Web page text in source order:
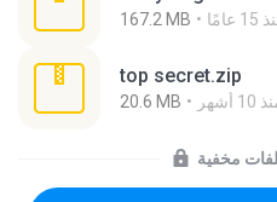
167.2 MB عامًا
top secret.zip
20.6 MB أشهر
مخفية